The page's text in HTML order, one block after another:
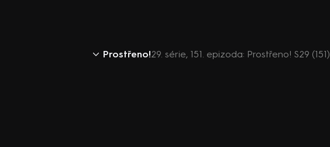
Prostřeno!29. série, 151. epizoda: Prostřeno! S29 (151)